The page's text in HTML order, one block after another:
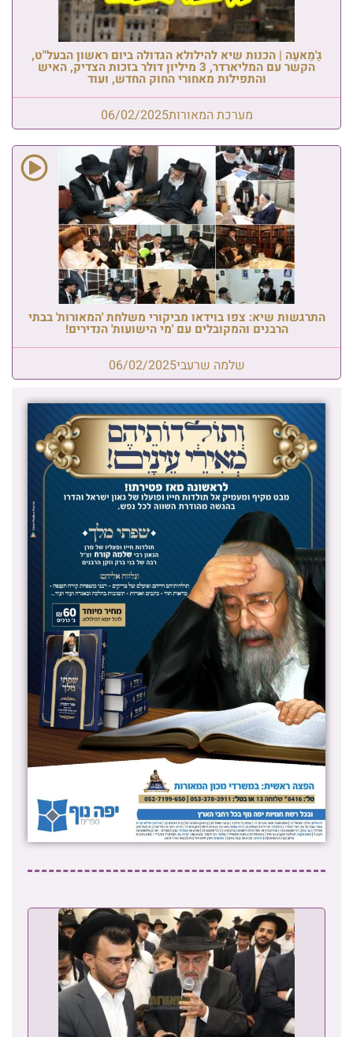
גַ'מַאעַה | הכנות שיא להילולא הגדולה ביום ראשון הבעל"ט,
הקשר עם המליארדר, 3 מיליון דולר בזכות הצדיק, האיש
והתפילות מאחורי החוק החדש, ועוד
מערכת המאורות06/02/2025
התרגשות שיא: צפו בוידאו מביקורי משלחת 'המאורות' בבתי
הרבנים והמקובלים עם 'מי הישועות' הנדירים!
שלמה שרעבי06/02/2025